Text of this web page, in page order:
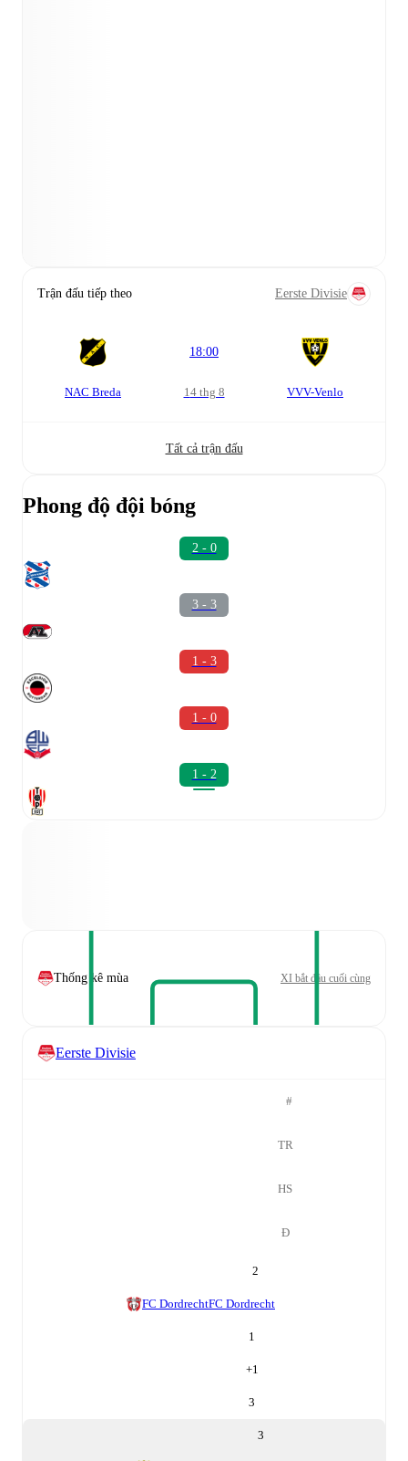
Trận đấu tiếp theo Eerste Divisie
NAC Breda
18:00
14 thg 8 VVV-Venlo
Tất cả trận đấu
Phong độ đội bóng
2 - 0
3 - 3
1 - 3
1 - 0
1 - 2
Thống kê mùa XI bắt đầu cuối cùng
Eerste Divisie
#
TR
HS
Đ
2
FC DordrechtFC Dordrecht
1
+1
3
3